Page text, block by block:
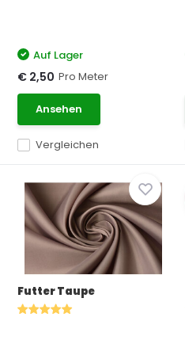
Vergleichen
Auf Lager
€ 2,50 Pro Meter
Ansehen
Futter Taupe